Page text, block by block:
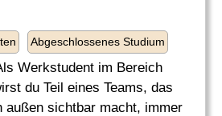
Abgeschlossenes Studium
Werkstudent im Bereich
du Teil eines Teams, das
außen sichtbar macht, immer